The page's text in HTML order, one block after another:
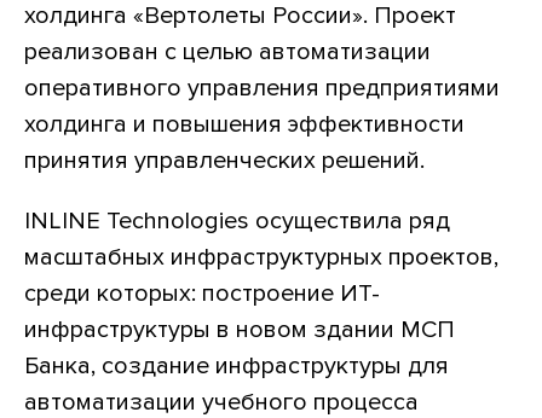
холдинга «Вертолеты России». Проект
реализован с целью автоматизации
оперативного управления предприятиями
холдинга и повышения эффективности
принятия управленческих решений.
INLINE Technologies осуществила ряд
масштабных инфраструктурных проектов,
среди которых: построение ИТ-
инфраструктуры в новом здании МСП
Банка, создание инфраструктуры для
автоматизации учебного процесса